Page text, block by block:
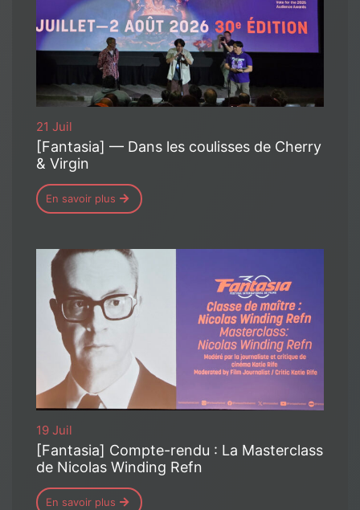
21 Juil
[Fantasia] — Dans les coulisses de Cherry
& Virgin
En savoir plus
19 Juil
[Fantasia] Compte-rendu : La Masterclass
de Nicolas Winding Refn
En savoir plus